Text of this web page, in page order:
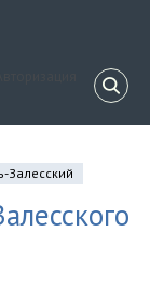
Залесский